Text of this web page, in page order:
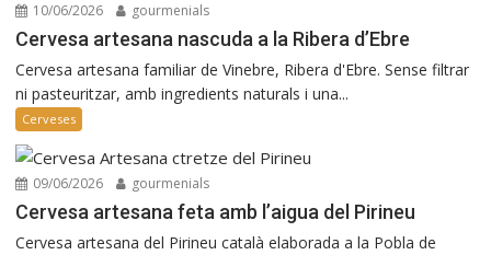
10/06/2026 gourmenials
Cervesa artesana nascuda a la Ribera d’Ebre
Cervesa artesana familiar de Vinebre, Ribera d'Ebre. Sense filtrar
ni pasteuritzar, amb ingredients naturals i una...
Cerveses
09/06/2026 gourmenials
Cervesa artesana feta amb l’aigua del Pirineu
Cervesa artesana del Pirineu català elaborada a la Pobla de